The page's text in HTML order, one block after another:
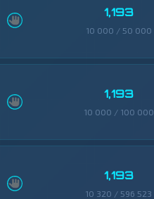
1,193
10 000 / 50 000
1,193
10 000 / 100 000
1,193
10 320 / 596 523